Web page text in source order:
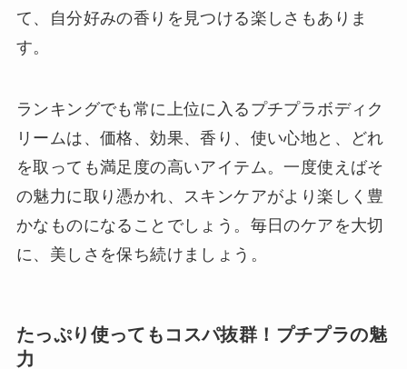
て、自分好みの香りを見つける楽しさもありま
す。
ランキングでも常に上位に入るプチプラボディク
リームは、価格、効果、香り、使い心地と、どれ
を取っても満足度の高いアイテム。一度使えばそ
の魅力に取り憑かれ、スキンケアがより楽しく豊
かなものになることでしょう。毎日のケアを大切
に、美しさを保ち続けましょう。
たっぷり使ってもコスパ抜群！プチプラの魅
力